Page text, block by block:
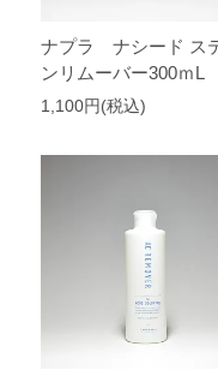
ナプラ ナシード ス
ンリムーバー300ｍL
1,100円(税込)